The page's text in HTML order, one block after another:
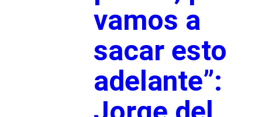
vamos a
sacar esto
adelante”: